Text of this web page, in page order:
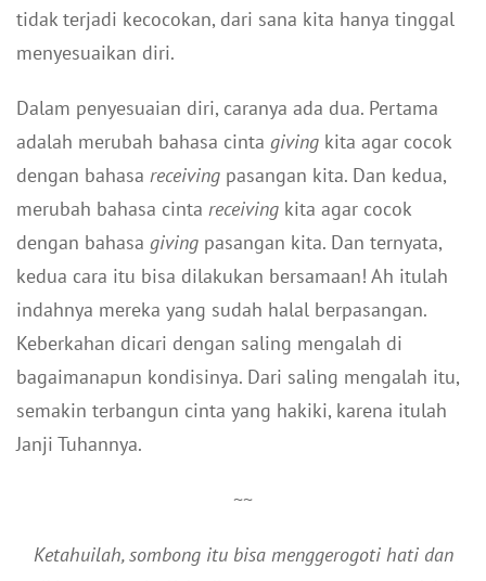
tidak terjadi kecocokan, dari sana kita hanya tinggal
menyesuaikan diri.
Dalam penyesuaian diri, caranya ada dua. Pertama
adalah merubah bahasa cinta giving kita agar cocok
dengan bahasa receiving pasangan kita. Dan kedua,
merubah bahasa cinta receiving kita agar cocok
dengan bahasa giving pasangan kita. Dan ternyata,
kedua cara itu bisa dilakukan bersamaan! Ah itulah
indahnya mereka yang sudah halal berpasangan.
Keberkahan dicari dengan saling mengalah di
bagaimanapun kondisinya. Dari saling mengalah itu,
semakin terbangun cinta yang hakiki, karena itulah
Janji Tuhannya.
~~
Ketahuilah, sombong itu bisa menggerogoti hati dan